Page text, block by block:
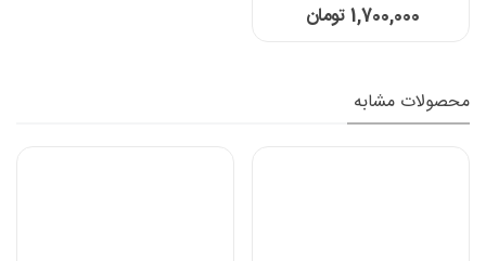
1,700,000 تومان
محصولات مشابه